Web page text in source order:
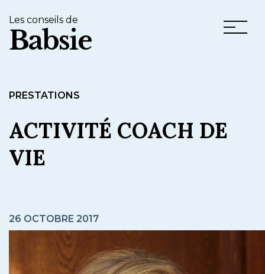
Les conseils de
Babsie
PRESTATIONS
ACTIVITÉ COACH DE
VIE
26 OCTOBRE 2017